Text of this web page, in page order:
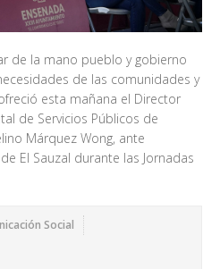
de la mano pueblo y gobierno
de las comunidades y
esta mañana el Director
de Servicios Públicos de
Márquez Wong, ante
El Sauzal durante las Jornadas
Social